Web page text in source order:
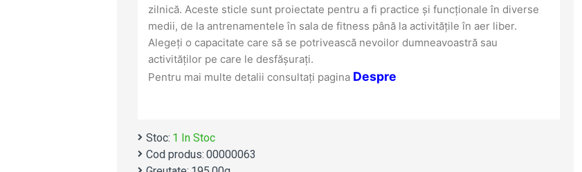
zilnică. Aceste sticle sunt proiectate pentru a fi practice și funcționale în diverse
medii, de la antrenamentele în sala de fitness până la activitățile în aer liber.
Alegeți o capacitate care să se potrivească nevoilor dumneavoastră sau
activităților pe care le desfășurați.
Pentru mai multe detalii consultați pagina Despre
Stoc: 1 In Stoc
Cod produs: 00000063